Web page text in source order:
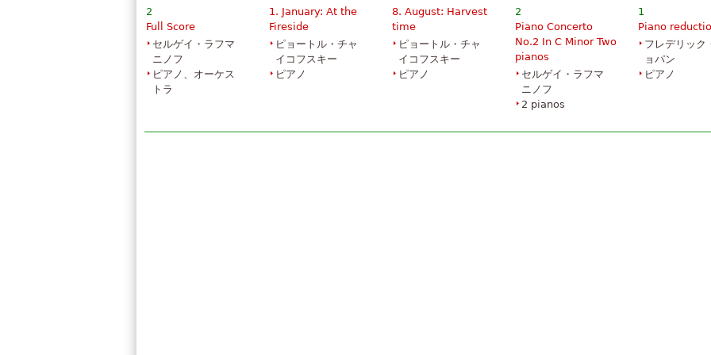
2
Full Score
セルゲイ・ラフマ
ニノフ
ピアノ、オーケス
トラ
1. January: At the
Fireside
ピョートル・チャ
イコフスキー
ピアノ
8. August: Harvest
time
ピョートル・チャ
イコフスキー
ピアノ
2
Piano Concerto
No.2 In C Minor Two
pianos
セルゲイ・ラフマ
ニノフ
2 pianos
1
Piano
フレデリック
ョパン
ピアノ